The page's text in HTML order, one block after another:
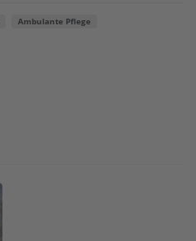
Ambulante Pflege